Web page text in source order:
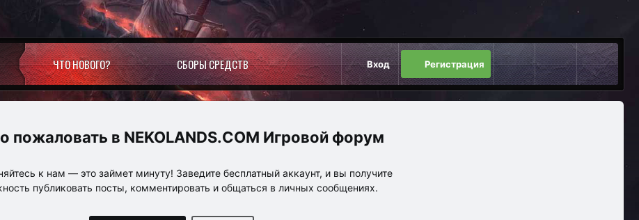
ЧТО НОВОГО? СБОРЫ СРЕДСТВ Вход Регистрация
NEKOLANDS.COM Игровой форум
к нам — это займет минуту! Заведите бесплатный аккаунт, и вы получите
публиковать посты, комментировать и общаться в личных сообщениях.